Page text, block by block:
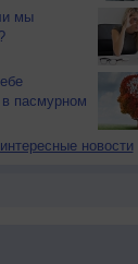
мы
пасмурном
новости